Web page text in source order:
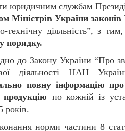
юридичним службам
Міністрів України законів
технічну діяльність”, з
порядку.
до Закону України “Про
діяльності НАН
повну інформацію про
продукцію по кожній із
років.
норми частини 8